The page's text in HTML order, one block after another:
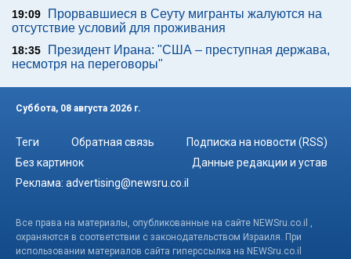
19:09
Прорвавшиеся в Сеуту мигранты жалуются на
отсутствие условий для проживания
18:35
Президент Ирана: "США – преступная держава,
несмотря на переговоры"
Суббота, 08 августа 2026 г.
Теги Обратная связь
Подписка на новости (RSS)
Без картинок
Данные редакции и устав
Реклама: advertising@newsru.co.il
Все права на материалы, опубликованные на сайте NEWSru.co.il ,
охраняются в соответствии с законодательством Израиля. При
использовании материалов сайта гиперссылка на NEWSru.co.il